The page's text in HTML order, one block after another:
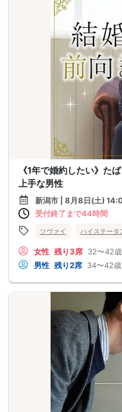
《1年で婚約したい》た
上手な男性
新潟市 | 8月8日(土)
受付終了まで44時間
ツヴァイ ハイステータ
女性 残り3席 32〜42歳
男性 残り2席 34〜42歳